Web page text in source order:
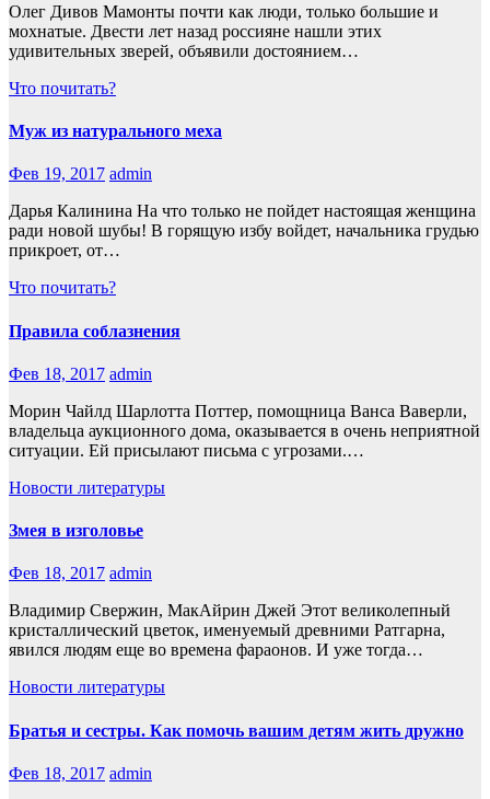
Олег Дивов Мамонты почти как люди, только большие и
мохнатые. Двести лет назад россияне нашли этих
удивительных зверей, объявили достоянием…
Что почитать?
Муж из натурального меха
Фев 19, 2017 admin
Дарья Калинина На что только не пойдет настоящая женщина
ради новой шубы! В горящую избу войдет, начальника грудью
прикроет, от…
Что почитать?
Правила соблазнения
Фев 18, 2017 admin
Морин Чайлд Шарлотта Поттер, помощница Ванса Ваверли,
владельца аукционного дома, оказывается в очень неприятной
ситуации. Ей присылают письма с угрозами.…
Новости литературы
Змея в изголовье
Фев 18, 2017 admin
Владимир Свержин, МакАйрин Джей Этот великолепный
кристаллический цветок, именуемый древними Ратгарна,
явился людям еще во времена фараонов. И уже тогда…
Новости литературы
Братья и сестры. Как помочь вашим детям жить дружно
Фев 18, 2017 admin